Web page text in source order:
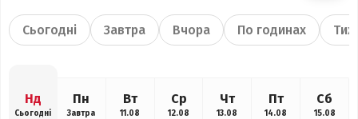
Сьогодні Завтра Вчора По годинах
Нд
Сьогодні
Пн
Завтра
Вт
11.08
Ср
12.08
Чт
13.08
Пт
14.08
Сб
15.08